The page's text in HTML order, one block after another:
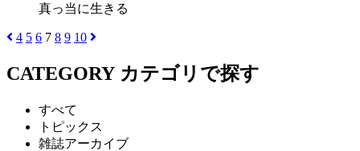
真っ当に生きる
4 5 6 7 8 9 10
CATEGORY カテゴリで探す
すべて
トピックス
雑誌アーカイブ